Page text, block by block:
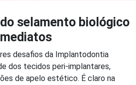
selamento biológico
desafios da Implantodontia
dos tecidos peri-implantares,
de apelo estético. É claro na